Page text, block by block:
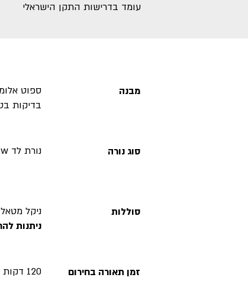
עומד בדרישות התקן הישראלי
ספוט
בדיקות
מבנה
נורת לד 3w אחת לקבלת סוג נורה
ניקל
ניתנות
סוללות
120 דקות / 180 דקות זמן תאורה בחירום